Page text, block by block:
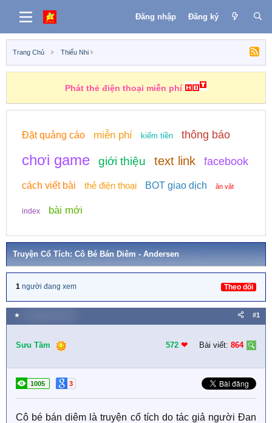
Đăng nhập Đăng ký
Trang Chủ Thiếu Nhi
Phát thẻ điện thoại miễn phí
Đặt quảng cáo miễn phí kiếm tiền thông báo
chơi game giới thiệu text link facebook
cách viết bài thẻ điện thoại BOT giao dịch ăn vặt
index bài mới
Truyện Cổ Tích: Cô Bé Bán Diêm - Andersen
1 người đang xem Theo dõi
★ #1
Sưu Tầm 572 ❤︎ Bài viết: 864
1005 3
Cô bé bán diêm là truyện cổ tích do tác giả người Đan